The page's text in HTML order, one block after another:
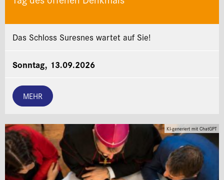
Das Schloss Suresnes wartet auf Sie!
Sonntag, 13.09.2026
MEHR
KI-generiert mit ChatGPT